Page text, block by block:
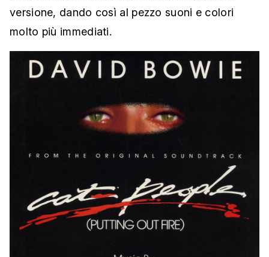
versione, dando così al pezzo suoni e colori
molto più immediati.